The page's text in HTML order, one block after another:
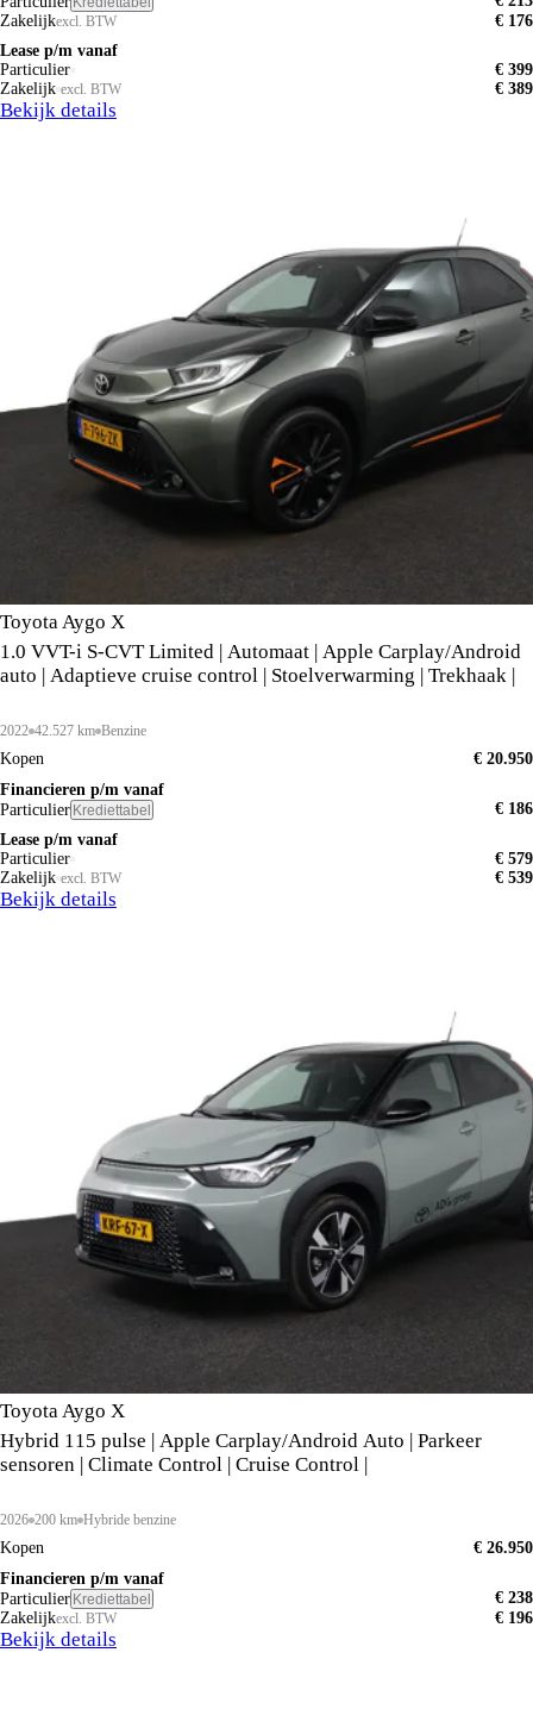
Zakelijkexcl. BTW
€ 176
Lease p/m vanaf
Particulier
€ 399
Zakelijk excl. BTW € 389
Bekijk details
Toyota Aygo X
1.0 VVT-i S-CVT Limited | Automaat | Apple Carplay/Android
auto | Adaptieve cruise control | Stoelverwarming | Trekhaak |
2022 42.527 km Benzine
Kopen
€ 20.950
Financieren p/m vanaf
Particulier Krediettabel
€ 186
Lease p/m vanaf
Particulier
€ 579
Zakelijk excl. BTW € 539
Bekijk details
Toyota Aygo X
Hybrid 115 pulse | Apple Carplay/Android Auto | Parkeer
sensoren | Climate Control | Cruise Control |
2026 200 km Hybride benzine
Kopen
€ 26.950
Financieren p/m vanaf
Particulier Krediettabel
€ 238
Zakelijkexcl. BTW € 196
Bekijk details